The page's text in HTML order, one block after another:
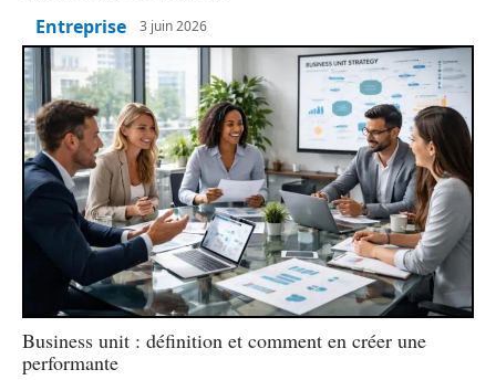
Entreprise 3 juin 2026
Business unit : définition et comment en créer une
performante